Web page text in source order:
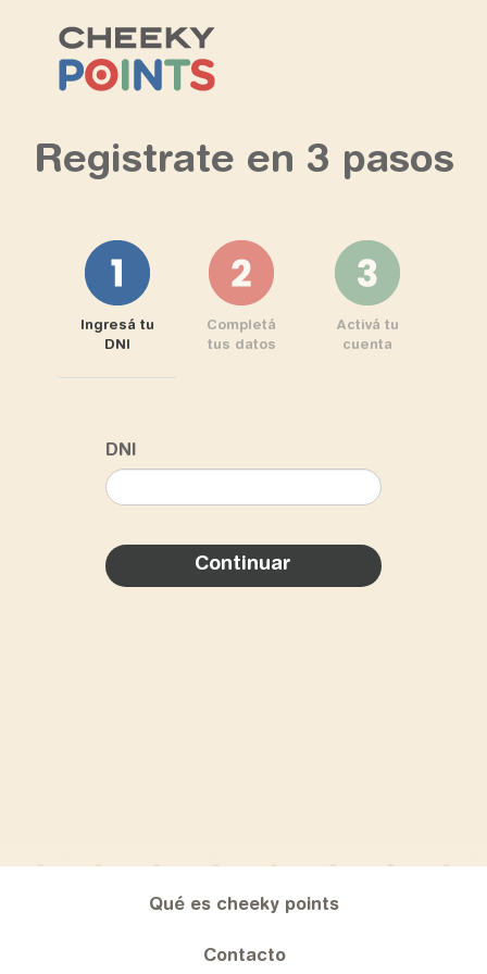
Registrate en 3 pasos
Ingresá tu
DNI
Completá
tus datos
Activá tu
cuenta
DNI
Qué es cheeky points
Contacto